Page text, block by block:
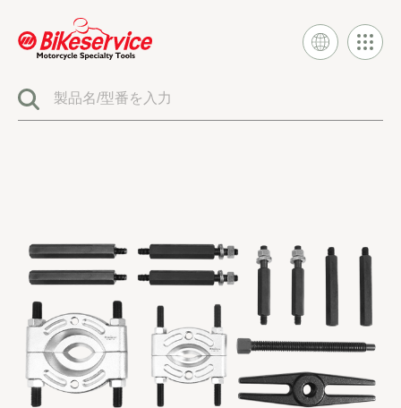
BIKESERVICE シグネチャー
電気システムツール
燃料噴射とキャブレターツール
エンジンシステムツール
クラッチとトランスミッションツール